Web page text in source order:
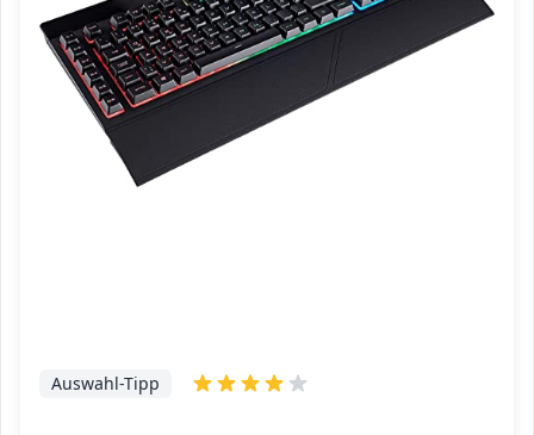
Auswahl-Tipp